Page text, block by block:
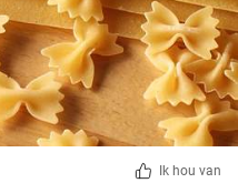
Ik hou van